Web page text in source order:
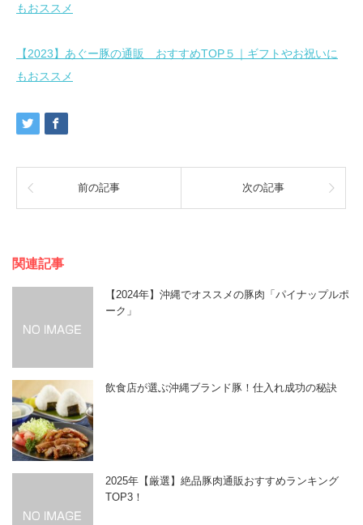
もおススメ
【2023】あぐー豚の通販 おすすめTOP５｜ギフトやお祝いに
もおススメ
前の記事 次の記事
関連記事
【2024年】沖縄でオススメの豚肉「パイナップルポ
ーク」
飲食店が選ぶ沖縄ブランド豚！仕入れ成功の秘訣
2025年【厳選】絶品豚肉通販おすすめランキング
TOP3！